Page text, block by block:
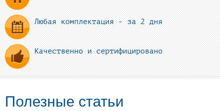
Любая комплектация - за 2 дня
Качественно и сертифицировано
Полезные статьи